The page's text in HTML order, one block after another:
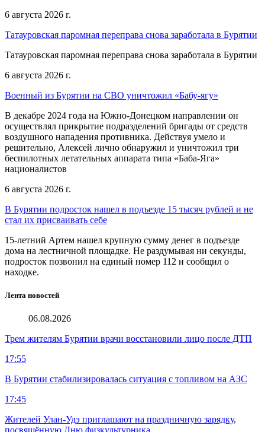
6 августа 2026 г.
Татауровская паромная переправа снова заработала в Бурятии
Татауровская паромная переправа снова заработала в Бурятии
6 августа 2026 г.
Военный из Бурятии на СВО уничтожил «Бабу-ягу»
В декабре 2024 года на Южно-Донецком направлении он
осуществлял прикрытие подразделений бригады от средств
воздушного нападения противника. Действуя умело и
решительно, Алексей лично обнаружил и уничтожил три
беспилотных летательных аппарата типа «Баба-Яга»
националистов
6 августа 2026 г.
В Бурятии подросток нашел в подъезде 15 тысяч рублей и не
стал их присваивать себе
15-летний Артем нашел крупную сумму денег в подъезде
дома на лестничной площадке. Не раздумывая ни секунды,
подросток позвонил на единый номер 112 и сообщил о
находке.
Лента новостей
06.08.2026
Трем жителям Бурятии врачи восстановили лицо после ДТП
17:55
В Бурятии стабилизировалась ситуация с топливом на АЗС
17:45
Жителей Улан-Удэ приглашают на праздничную зарядку,